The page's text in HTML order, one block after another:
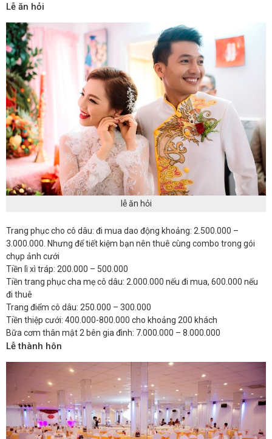
Lễ ăn hỏi
lễ ăn hỏi
Trang phục cho cô dâu: đi mua dao động khoảng: 2.500.000 –
3.000.000. Nhưng để tiết kiệm bạn nên thuê cùng combo trong gói
chụp ảnh cưới
Tiền lì xì tráp: 200.000 – 500.000
Tiền trang phục cha mẹ cô dâu: 2.000.000 nếu đi mua, 600.000 nếu
đi thuê
Trang điểm cô dâu: 250.000 – 300.000
Tiền thiệp cưới: 400.000-800.000 cho khoảng 200 khách
Bữa cơm thân mật 2 bên gia đình: 7.000.000 – 8.000.000
Lễ thành hôn